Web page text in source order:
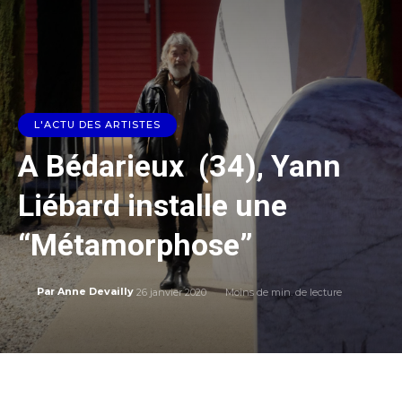
L'ACTU DES ARTISTES
A Bédarieux (34), Yann
Liébard installe une
“Métamorphose”
Par Anne Devailly 26 janvier 2020 Moins de min. de lecture